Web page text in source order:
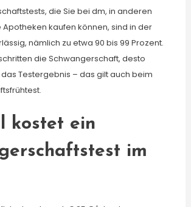
die Sie bei dm, in anderen
kaufen können, sind in der
nämlich zu etwa 90 bis 99 Prozent.
die Schwangerschaft, desto
Testergebnis – das gilt auch beim
kostet ein
im